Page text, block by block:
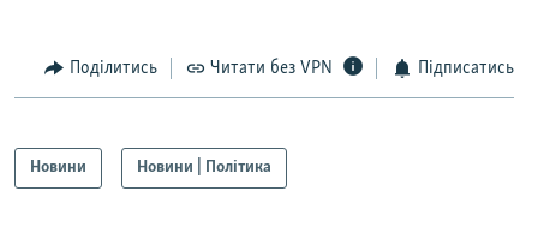
Поділитись Читати без VPN Підписатись
Новини Новини | Політика